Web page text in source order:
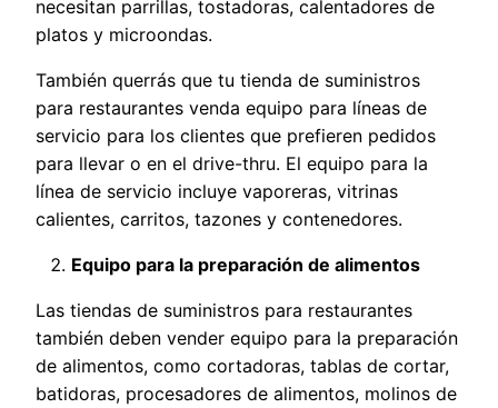
necesitan parrillas, tostadoras, calentadores de
platos y microondas.
También querrás que tu tienda de suministros
para restaurantes venda equipo para líneas de
servicio para los clientes que prefieren pedidos
para llevar o en el drive-thru. El equipo para la
línea de servicio incluye vaporeras, vitrinas
calientes, carritos, tazones y contenedores.
Equipo para la preparación de alimentos
Las tiendas de suministros para restaurantes
también deben vender equipo para la preparación
de alimentos, como cortadoras, tablas de cortar,
batidoras, procesadores de alimentos, molinos de